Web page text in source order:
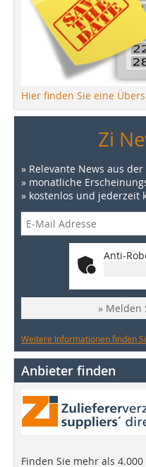
Hier finden Sie eine
Zi
» Relevante News aus
» monatliche
» kostenlos und jederzeit
Anti-
» Melden
Weitere Informationen finden
Anbieter finden
Finden Sie mehr als